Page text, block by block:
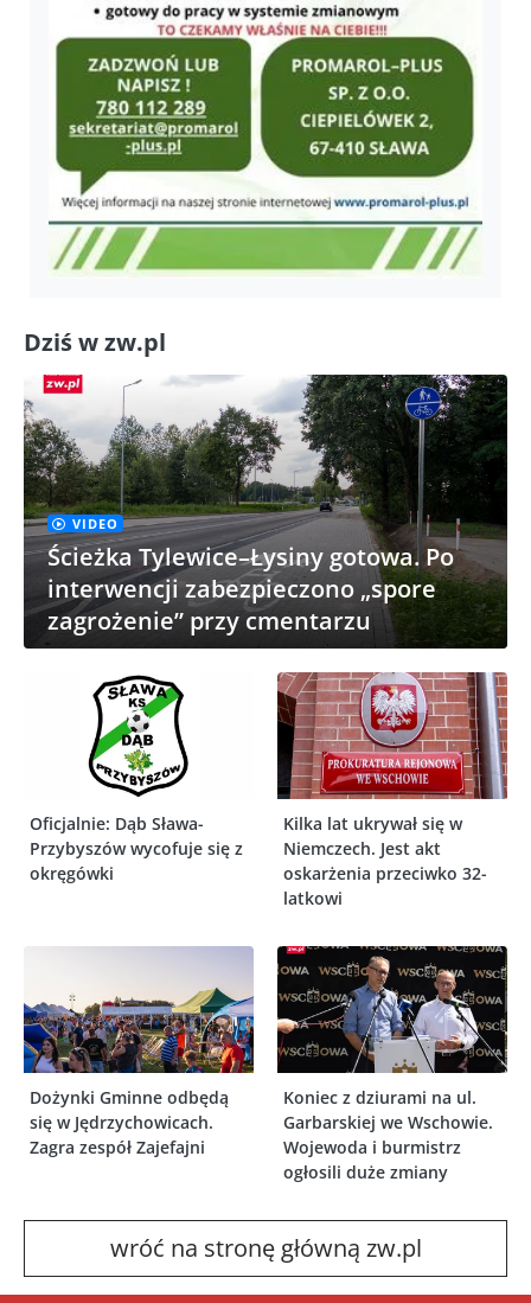
Dziś w zw.pl
VIDEO
Ścieżka Tylewice–Łysiny gotowa. Po
interwencji zabezpieczono „spore
zagrożenie” przy cmentarzu
Oficjalnie: Dąb Sława-
Przybyszów wycofuje się z
okręgówki
Kilka lat ukrywał się w
Niemczech. Jest akt
oskarżenia przeciwko 32-
latkowi
Dożynki Gminne odbędą
się w Jędrzychowicach.
Zagra zespół Zajefajni
Koniec z dziurami na ul.
Garbarskiej we Wschowie.
Wojewoda i burmistrz
ogłosili duże zmiany
wróć na stronę główną zw.pl